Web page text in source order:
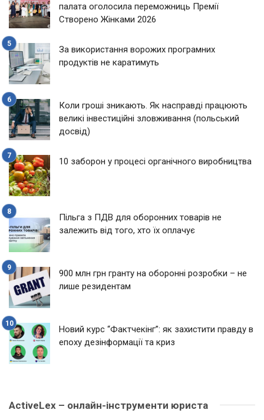
палата оголосила переможниць Премії
Створено Жінками 2026
За використання ворожих програмних
продуктів не каратимуть
Коли гроші зникають. Як насправді працюють
великі інвестиційні зловживання (польський
досвід)
10 заборон у процесі органічного виробництва
Пільга з ПДВ для оборонних товарів не
залежить від того, хто їх оплачує
900 млн грн гранту на оборонні розробки – не
лише резидентам
Новий курс “Фактчекінг”: як захистити правду в
епоху дезінформації та криз
ActiveLex – онлайн-інструменти юриста